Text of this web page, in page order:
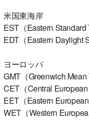
米国東海岸
EST（Eastern Standard
EDT（Eastern Daylight
ヨーロッパ
GMT（Greenwich Mean
CET（Central European
EET（Eastern European
WET（Western